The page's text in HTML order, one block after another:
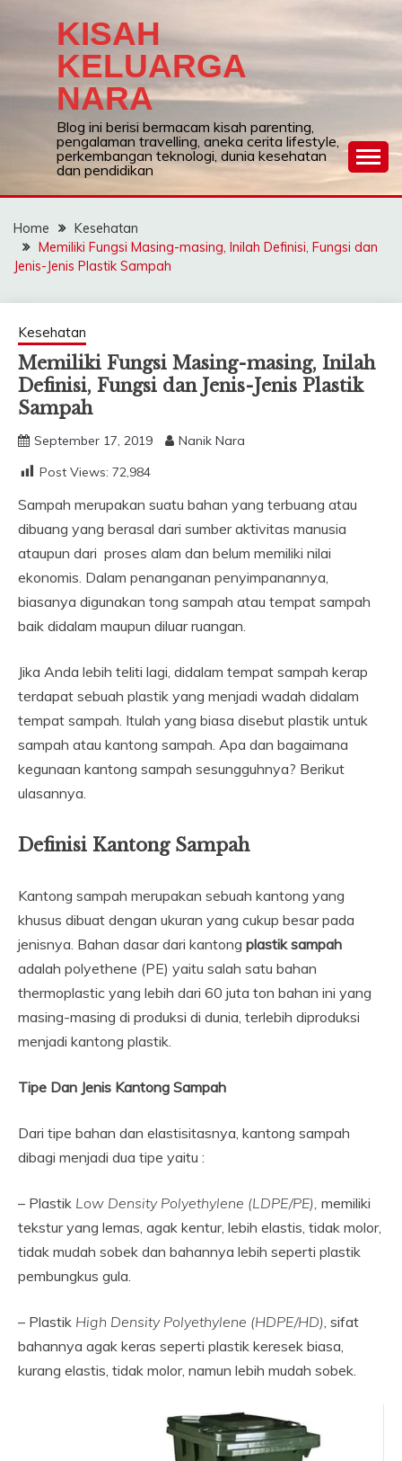
KISAH
KELUARGA
NARA
Blog ini berisi bermacam kisah parenting,
pengalaman travelling, aneka cerita lifestyle,
perkembangan teknologi, dunia kesehatan
dan pendidikan
Home
Kesehatan
Memiliki Fungsi Masing-masing, Inilah Definisi, Fungsi dan
Jenis-Jenis Plastik Sampah
Kesehatan
Memiliki Fungsi Masing-masing, Inilah
Definisi, Fungsi dan Jenis-Jenis Plastik
Sampah
September 17, 2019
Nanik Nara
Post Views: 72,984
Sampah merupakan suatu bahan yang terbuang atau
dibuang yang berasal dari sumber aktivitas manusia
ataupun dari proses alam dan belum memiliki nilai
ekonomis. Dalam penanganan penyimpanannya,
biasanya digunakan tong sampah atau tempat sampah
baik didalam maupun diluar ruangan.
Jika Anda lebih teliti lagi, didalam tempat sampah kerap
terdapat sebuah plastik yang menjadi wadah didalam
tempat sampah. Itulah yang biasa disebut plastik untuk
sampah atau kantong sampah. Apa dan bagaimana
kegunaan kantong sampah sesungguhnya? Berikut
ulasannya.
Definisi Kantong Sampah
Kantong sampah merupakan sebuah kantong yang
khusus dibuat dengan ukuran yang cukup besar pada
jenisnya. Bahan dasar dari kantong plastik sampah
adalah polyethene (PE) yaitu salah satu bahan
thermoplastic yang lebih dari 60 juta ton bahan ini yang
masing-masing di produksi di dunia, terlebih diproduksi
menjadi kantong plastik.
Tipe Dan Jenis Kantong Sampah
Dari tipe bahan dan elastisitasnya, kantong sampah
dibagi menjadi dua tipe yaitu :
– Plastik Low Density Polyethylene (LDPE/PE), memiliki
tekstur yang lemas, agak kentur, lebih elastis, tidak molor,
tidak mudah sobek dan bahannya lebih seperti plastik
pembungkus gula.
– Plastik High Density Polyethylene (HDPE/HD), sifat
bahannya agak keras seperti plastik keresek biasa,
kurang elastis, tidak molor, namun lebih mudah sobek.